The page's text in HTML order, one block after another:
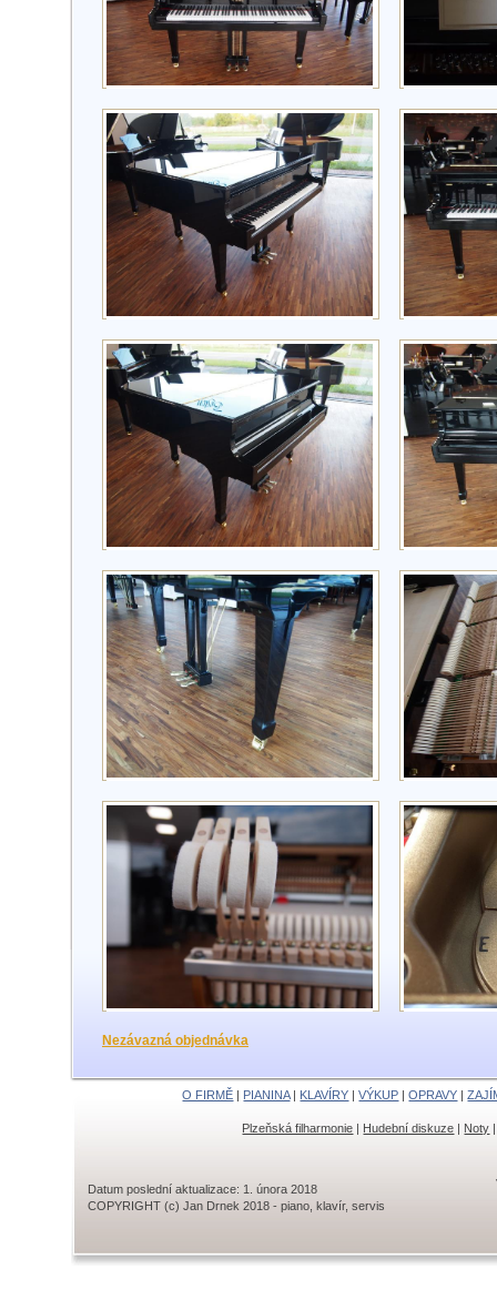
Nezávazná objednávka
O FIRMĚ | PIANINA| KLAVÍRY |VÝKUP |OPRAVY |
Plzeňská filharmonie | Hudební diskuze | Noty
Datum poslední aktualizace: 1. února 2018
COPYRIGHT (c) Jan Drnek 2018 - piano, klavír, servis